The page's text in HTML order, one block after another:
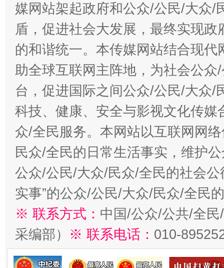
媒网站架起政府和公众/公民/大众/
盾，促进社会大发展，最终实现
的和谐统一。本传媒网站结合现
助全球互联网主阵地，为社会公
台，促进国际之间公众/公民/大众/
科技、健康、安全与影视文化传
众/全民服务。本网站以互联网网
民众/全民的日常生活事实，维护
公众/公民/大众/民众/全民的社会公
实事”的公众/公民/大众/民众/全民
※ 联系方式： 中国/公众/公共/全
采编部） ※ 联系电话： 010-